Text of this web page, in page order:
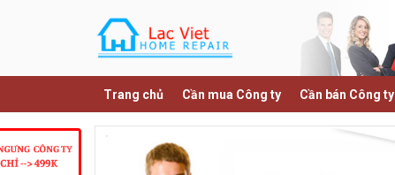
Trang chủ Cần mua Công ty Cần bán Công ty